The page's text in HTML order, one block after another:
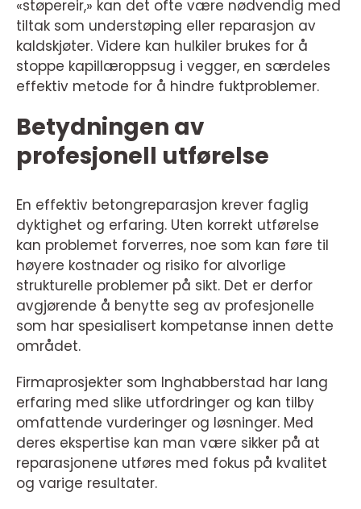
«støpereir,» kan det ofte være nødvendig med
tiltak som understøping eller reparasjon av
kaldskjøter. Videre kan hulkiler brukes for å
stoppe kapillæroppsug i vegger, en særdeles
effektiv metode for å hindre fuktproblemer.
Betydningen av
profesjonell utførelse
En effektiv betongreparasjon krever faglig
dyktighet og erfaring. Uten korrekt utførelse
kan problemet forverres, noe som kan føre til
høyere kostnader og risiko for alvorlige
strukturelle problemer på sikt. Det er derfor
avgjørende å benytte seg av profesjonelle
som har spesialisert kompetanse innen dette
området.
Firmaprosjekter som Inghabberstad har lang
erfaring med slike utfordringer og kan tilby
omfattende vurderinger og løsninger. Med
deres ekspertise kan man være sikker på at
reparasjonene utføres med fokus på kvalitet
og varige resultater.